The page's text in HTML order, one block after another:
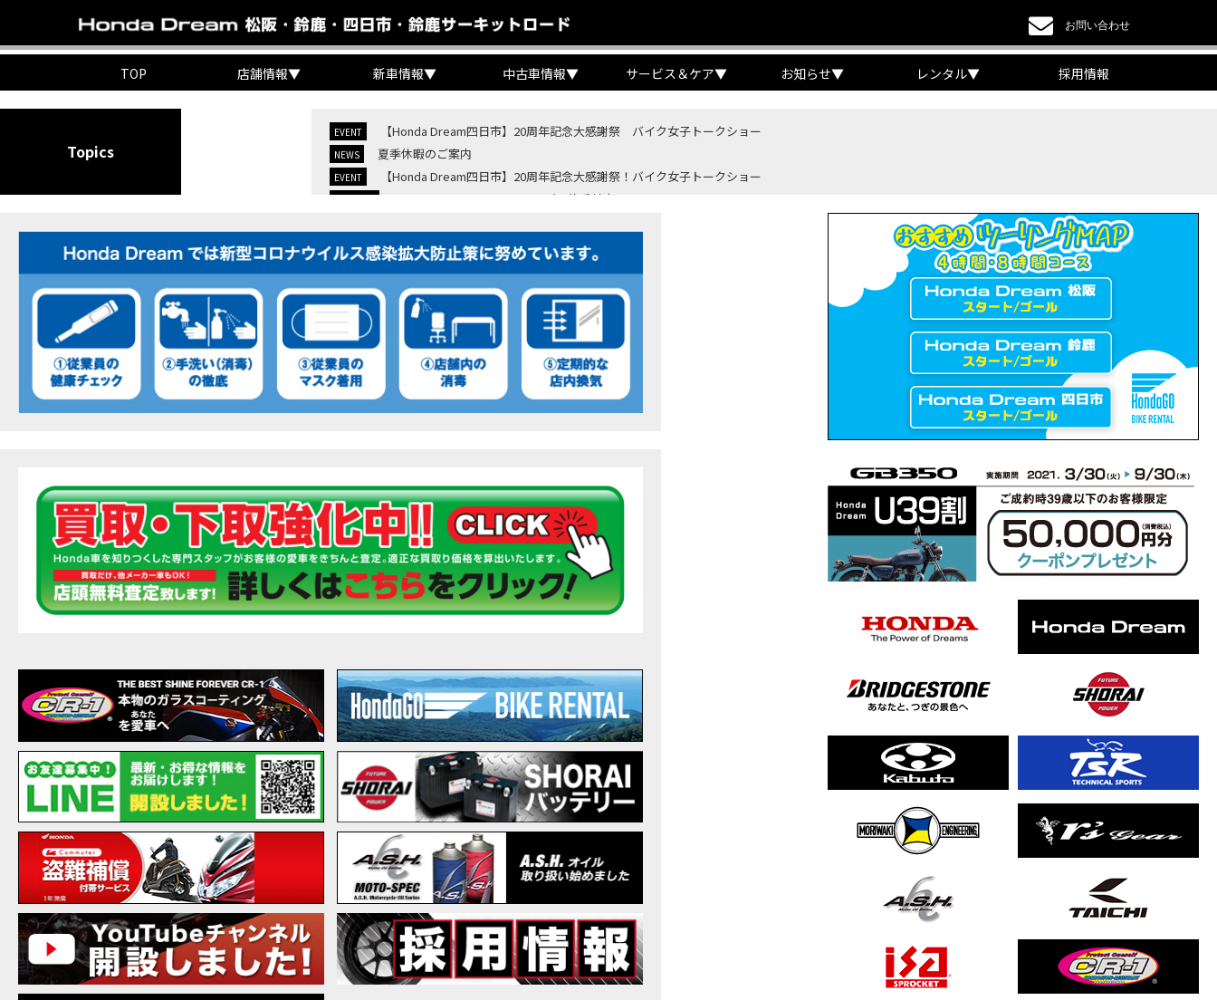
お問い合わせ
TOP 店舗情報▼ 新車情報▼ 中古車情報▼ サービス＆ケア▼ お知らせ▼ レンタル▼ 採用情報
Topics
EVENT 【Honda Dream四日市】20周年記念大感謝祭 バイク女子トークショー
NEWS 夏季休暇のご案内
EVENT 【Honda Dream四日市】20周年記念大感謝祭！バイク女子トークショー
CB400 SUPER FORE E-Clutchご予約受付中！
MOVIE 【Hondaバイク】【タイヤ交換】鈍感な私が初めて性能を実感した【三重県】【Honda DREAM】
7/4・5 鈴鹿８時間耐久ロードレースTSRを一緒に応援しましょう！
EVENT KOOD クロモリアクスルシャフトお客様のバイクで体感試走
MOVIE 【三重→香川】このバイク、なんだと思いますか？【ホンダ バイク】【Honda DREAM】【三重県】
EVENT “コカ・コーラ”鈴鹿８時間耐久ロードレース 第47回大会「TSR応援席プレミアムチケット販売開始！」
MOVIE 【ホンダ バイク】バイクを長持ちさせる洗車を教えてもらった【プロの裏ワザ】
MOVIE 【ホンダ バイク】CRF1100L Africa Twinは女性ライダーでも快適か？四国ツーリング【X-ADVオーナー目線】
MOVIE 【ホンダ バイク】DCTが搭載しているバイクに試乗したんだけどなめてました・・【Rebel 1100 S Edition Dual Clutch Transmission】
MOVIE 【ホンダ バイク】「ボカロ文化」を知ろう ナビゲーションをスキップ 検索 作成 6 アバターの画像 三重県を巡る女性ライダーの4日間！ポケふた全制覇ツーリング Honda CB1000F
EVENT ［三重県下最大級のバイクイベント］2026MIE BIKE FES開催 情報2
EVENT ［三重県下最大級のバイクイベント］2026MIE BIKE FES開催 情報１
CAMPAIGN 免許取得サポートキャンペーン実施中！
EVENT ［三重県下最大級のバイクイベント］2026MIE BIKE FES開催
MOVIE 【ホンダ バイク】【バイク女子】怖くて乗れなかったあの憧れバイク、ついに乗ります！
MOVIE 【ホンダ バイク】CB1000F 4台で三重県ツーリング！梅本まどかさん、MIISAさんと一日笑った【ポケふた】Honda
MOVIE 【ホンダ バイク】【GB350C S】梅本まどかさんと三重県ツーリング満喫しました！ポケふた探し第1弾【モトブログ】
MOVIE 【ホンダドリーム新春初売り特別企画】のご紹介！！
MOVIE こんなことある？！CB1000Fでツーリングイベントに参戦したのだが・・
【新車】CB1000Fで11時間ツーリングした素直なレビュー【モトブログ】Honda CB
MOVIE 【事故寸前】200kmレッカー、そしてさらなる原因が判明し、修理代が膨れ上がった結果
NEW BIKENEWS Dio Lite 新基準原付 販売中！
MOVIE 【バイク女子】高速道路走行中にバイクから異音が。レッカーされる事態になりました…
MOVIE 2025X-ADV 最高の旅バイクで街乗りも最適！ADVが20台でツーリングしました｜Honda ADV160
NEW BIKENEWS CB1000F販売中！！
MOVIE 【バイク女子】ごめんなさい。大切なツーリングでやらかしてしまった…
MOVIE 【バイク女子】下道444kmぶっ通しで走った結果がヤバかった
MOVIE 【バイク女子】最安！三重→東京〇〇〇円で行けちゃった
MOVIE 新型スーパーカブ110レビュー！C125 CT125で女子ツーリング 最高！Honda Super Cub(JA59)